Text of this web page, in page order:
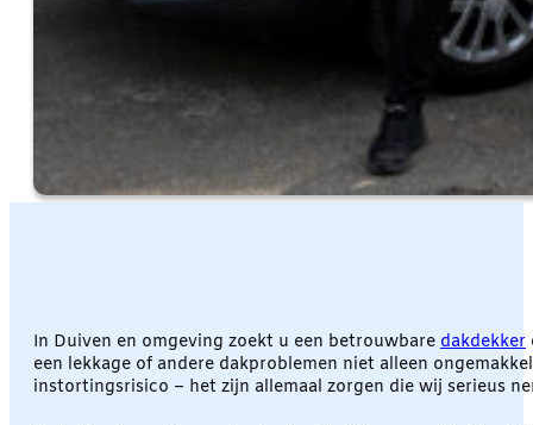
In Duiven en omgeving zoekt u een betrouwbare dakdekker
een lekkage of andere dakproblemen niet alleen
instortingsrisico – het zijn allemaal zorgen die wij serieus